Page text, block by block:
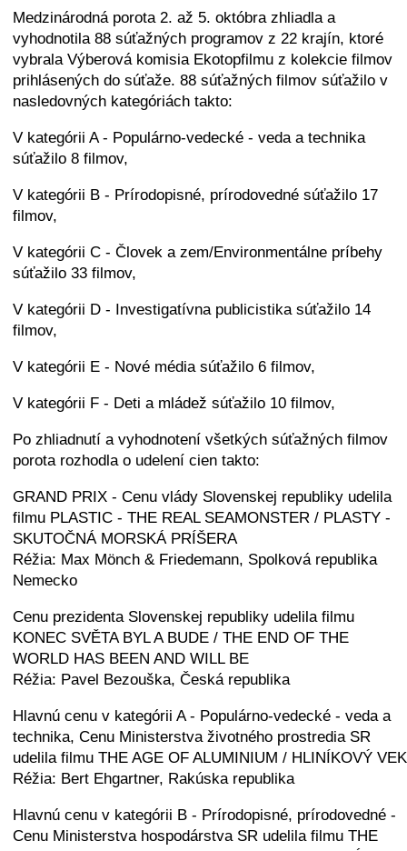
Medzinárodná porota 2. až 5. októbra zhliadla a
vyhodnotila 88 súťažných programov z 22 krajín, ktoré
vybrala Výberová komisia Ekotopfilmu z kolekcie filmov
prihlásených do súťaže. 88 súťažných filmov súťažilo v
nasledovných kategóriách takto:
V kategórii A - Populárno-vedecké - veda a technika
súťažilo 8 filmov,
V kategórii B - Prírodopisné, prírodovedné súťažilo 17
filmov,
V kategórii C - Človek a zem/Environmentálne príbehy
súťažilo 33 filmov,
V kategórii D - Investigatívna publicistika súťažilo 14
filmov,
V kategórii E - Nové média súťažilo 6 filmov,
V kategórii F - Deti a mládež súťažilo 10 filmov,
Po zhliadnutí a vyhodnotení všetkých súťažných filmov
porota rozhodla o udelení cien takto:
GRAND PRIX - Cenu vlády Slovenskej republiky udelila
filmu PLASTIC - THE REAL SEAMONSTER / PLASTY -
SKUTOČNÁ MORSKÁ PRÍŠERA
Réžia: Max Mönch & Friedemann, Spolková republika
Nemecko
Cenu prezidenta Slovenskej republiky udelila filmu
KONEC SVĚTA BYL A BUDE / THE END OF THE
WORLD HAS BEEN AND WILL BE
Réžia: Pavel Bezouška, Česká republika
Hlavnú cenu v kategórii A - Populárno-vedecké - veda a
technika, Cenu Ministerstva životného prostredia SR
udelila filmu THE AGE OF ALUMINIUM / HLINÍKOVÝ VEK
Réžia: Bert Ehgartner, Rakúska republika
Hlavnú cenu v kategórii B - Prírodopisné, prírodovedné -
Cenu Ministerstva hospodárstva SR udelila filmu THE